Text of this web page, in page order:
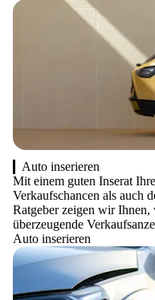
Auto inserieren
Mit einem guten Inserat
Verkaufschancen als auch
Ratgeber zeigen wir
überzeugende
Auto inserieren